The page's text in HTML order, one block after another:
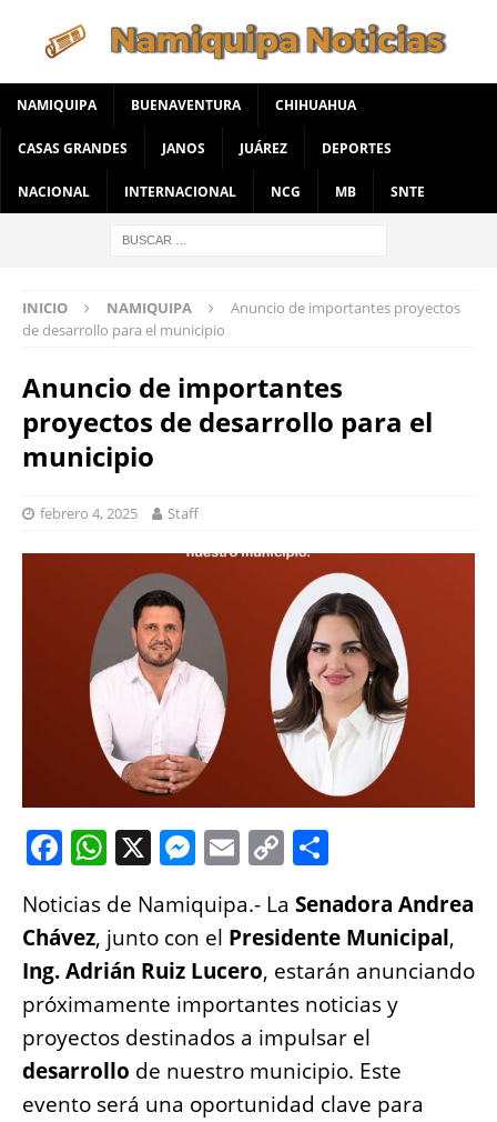
NAMIQUIPA BUENAVENTURA CHIHUAHUA
CASAS GRANDES JANOS JUÁREZ DEPORTES
NACIONAL INTERNACIONAL NCG MB SNTE
INICIO NAMIQUIPA
Anuncio de importantes proyectos
de desarrollo para el municipio
Anuncio de importantes
proyectos de desarrollo para el
municipio
febrero 4, 2025 Staff
F
c
e
b
o
o
k
W
h
at
s
A
p
p
X M
ss
e
n
g
er
E
ai
l
C
p
y
Li
n
k
a
re
Noticias de Namiquipa.- La Senadora Andrea
Chávez, junto con el Presidente Municipal,
Ing. Adrián Ruiz Lucero, estarán anunciando
próximamente importantes noticias y
proyectos destinados a impulsar el
desarrollo de nuestro municipio. Este
evento será una oportunidad clave para